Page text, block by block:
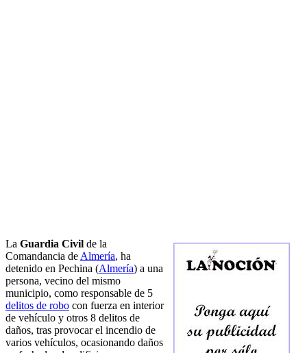
La Guardia Civil de la
Comandancia de Almería, ha
detenido en Pechina (Almería) a una
persona, vecino del mismo
municipio, como responsable de 5
delitos de robo con fuerza en interior
de vehículo y otros 8 delitos de
daños, tras provocar el incendio de
varios vehículos, ocasionando daños